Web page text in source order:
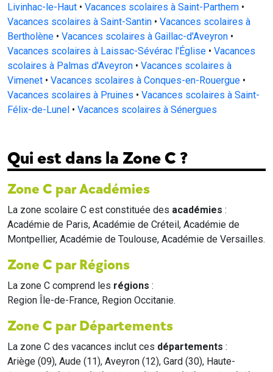
Livinhac-le-Haut • Vacances scolaires à Saint-Parthem •
Vacances scolaires à Saint-Santin • Vacances scolaires à
Bertholène • Vacances scolaires à Gaillac-d'Aveyron •
Vacances scolaires à Laissac-Sévérac l'Église • Vacances
scolaires à Palmas d'Aveyron • Vacances scolaires à
Vimenet • Vacances scolaires à Conques-en-Rouergue •
Vacances scolaires à Pruines • Vacances scolaires à Saint-
Félix-de-Lunel • Vacances scolaires à Sénergues
Qui est dans la Zone C ?
Zone C par Académies
La zone scolaire C est constituée des académies :
Académie de Paris, Académie de Créteil, Académie de
Montpellier, Académie de Toulouse, Académie de Versailles.
Zone C par Régions
La zone C comprend les régions :
Region Île-de-France, Region Occitanie.
Zone C par Départements
La zone C des vacances inclut ces départements :
Ariège (09), Aude (11), Aveyron (12), Gard (30), Haute-